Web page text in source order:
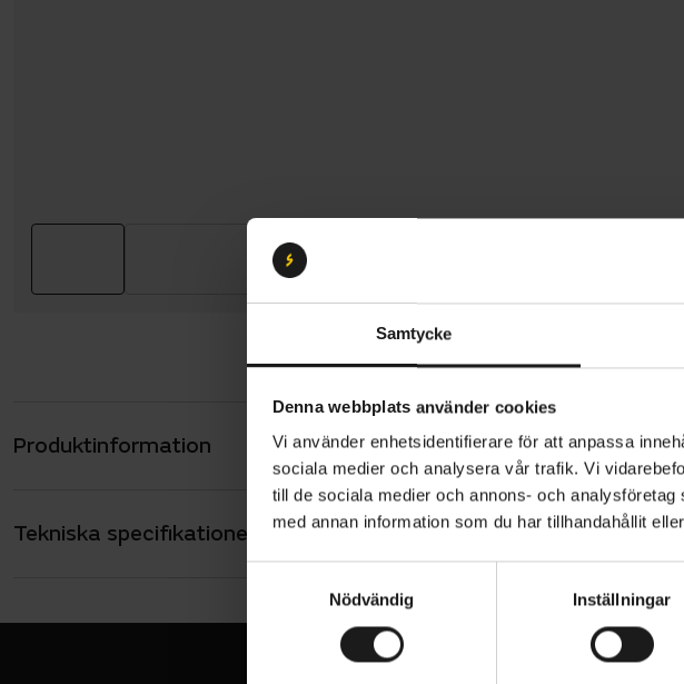
Samtycke
Denna webbplats använder cookies
Vi använder enhetsidentifierare för att anpassa
sociala medier och analysera vår trafik. Vi
till de sociala medier och annons- och
med annan information som du har tillhandahållit
m
Nödvändig Inställningar
Produktinformation
GripGrab RIDE långärmad
tyg med ett mjukt, borstat
fuktreglering för cykelturer i
Den har en YKK-dragkedja i
temperaturen. Tröjan har tre
dragkedja för säker förvaring av
Tekniska specifikationer Allmänt
GripGrab